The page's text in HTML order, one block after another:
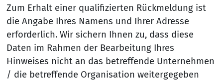
Zum Erhalt einer qualifizierten Rückmeldung ist
die Angabe Ihres Namens und Ihrer Adresse
erforderlich. Wir sichern Ihnen zu, dass diese
Daten im Rahmen der Bearbeitung Ihres
Hinweises nicht an das betreffende Unternehmen
/ die betreffende Organisation weitergegeben